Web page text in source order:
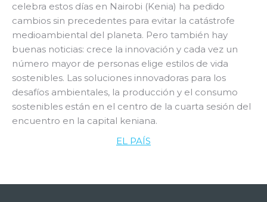
celebra estos días en Nairobi (Kenia) ha pedido
cambios sin precedentes para evitar la catástrofe
medioambiental del planeta. Pero también hay
buenas noticias: crece la innovación y cada vez un
número mayor de personas elige estilos de vida
sostenibles. Las soluciones innovadoras para los
desafíos ambientales, la producción y el consumo
sostenibles están en el centro de la cuarta sesión del
encuentro en la capital keniana.
EL PAÍS